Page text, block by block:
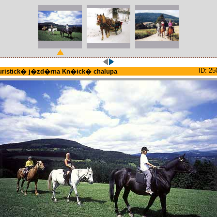
ID:
j�zd�rna Kn�ick� chalupa